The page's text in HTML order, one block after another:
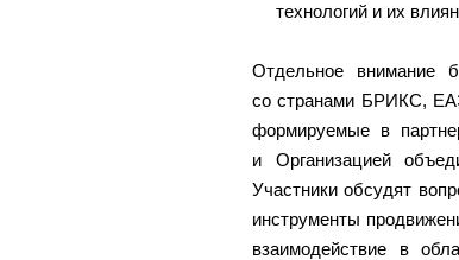
технологий и их
Отдельное внимание
со странами БРИКС,
формируемые в
и Организацией
Участники обсудят
инструменты
взаимодействие в